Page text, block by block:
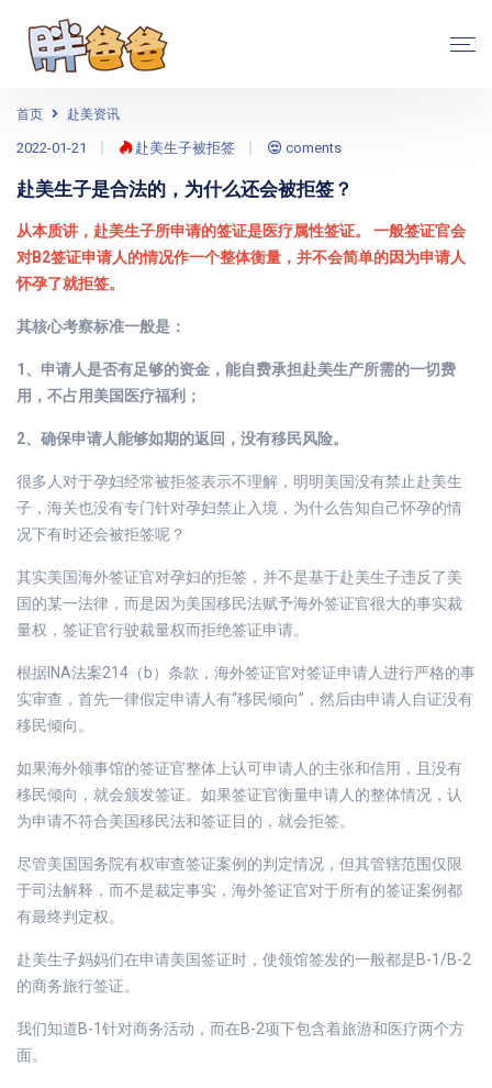
首页 赴美资讯
2022-01-21 赴美生子被拒签 coments
赴美生子是合法的，为什么还会被拒签？
从本质讲，赴美生子所申请的签证是医疗属性签证。 一般签证官会
对B2签证申请人的情况作一个整体衡量，并不会简单的因为申请人
怀孕了就拒签。
其核心考察标准一般是：
1、申请人是否有足够的资金，能自费承担赴美生产所需的一切费
用，不占用美国医疗福利；
2、确保申请人能够如期的返回，没有移民风险。
很多人对于孕妇经常被拒签表示不理解，明明美国没有禁止赴美生
子，海关也没有专门针对孕妇禁止入境，为什么告知自己怀孕的情
况下有时还会被拒签呢？
其实美国海外签证官对孕妇的拒签，并不是基于赴美生子违反了美
国的某一法律，而是因为美国移民法赋予海外签证官很大的事实裁
量权，签证官行驶裁量权而拒绝签证申请。
根据INA法案214（b）条款，海外签证官对签证申请人进行严格的事
实审查，首先一律假定申请人有“移民倾向”，然后由申请人自证没有
移民倾向。
如果海外领事馆的签证官整体上认可申请人的主张和信用，且没有
移民倾向，就会颁发签证。如果签证官衡量申请人的整体情况，认
为申请不符合美国移民法和签证目的，就会拒签。
尽管美国国务院有权审查签证案例的判定情况，但其管辖范围仅限
于司法解释，而不是裁定事实，海外签证官对于所有的签证案例都
有最终判定权。
赴美生子妈妈们在申请美国签证时，使领馆签发的一般都是B-1/B-2
的商务旅行签证。
我们知道B-1针对商务活动，而在B-2项下包含着旅游和医疗两个方
面。